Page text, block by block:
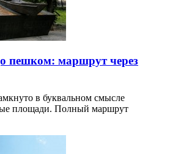
пешком: маршрут через
в буквальном смысле
площади. Полный маршрут